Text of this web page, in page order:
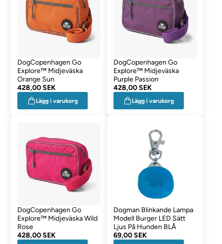
DogCopenhagen Go
Explore™ Midjeväska
Orange Sun
428,00 SEK
Lägg i varukorg
DogCopenhagen Go
Explore™ Midjeväska
Purple Passion
428,00 SEK
Lägg i varukorg
DogCopenhagen Go
Explore™ Midjeväska Wild
Rose
428,00 SEK
Dogman Blinkande Lampa
Modell Burger LED Sätt
Ljus På Hunden BLÅ
69,00 SEK